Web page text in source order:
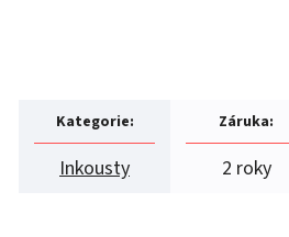
Kategorie:
Inkousty
Záruka:
2 roky